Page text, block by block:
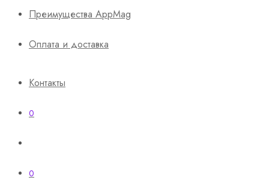
Преимущества AppMag
Оплата и доставка
Контакты
0
0